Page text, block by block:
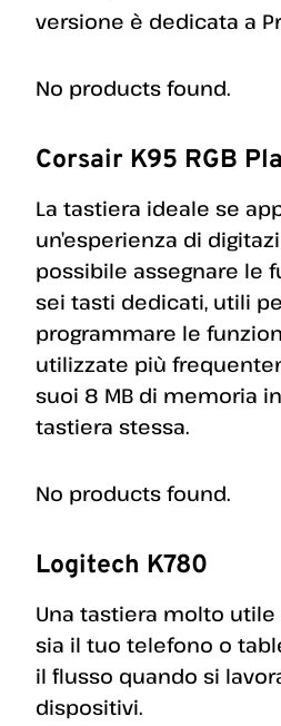
versione è dedicata a
No products found.
Corsair K95 RGB
La tastiera ideale se
un’esperienza di
possibile assegnare le
sei tasti dedicati, utili
programmare le
utilizzate più
suoi 8 MB di memoria
tastiera stessa.
No products found.
Logitech K780
Una tastiera molto
sia il tuo telefono o
il flusso quando si
dispositivi.